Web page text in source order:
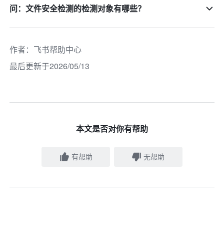
问：文件安全检测的检测对象有哪些？
作者： 飞书帮助中心
最后更新于2026/05/13
本文是否对你有帮助
有帮助 无帮助